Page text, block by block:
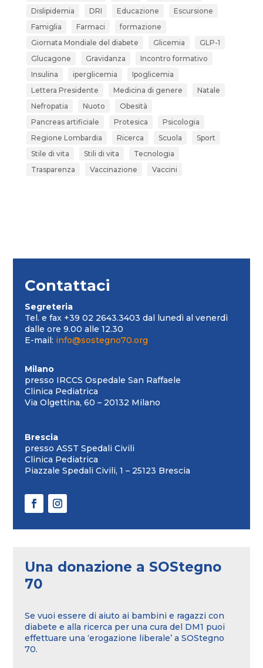
Dislipidemia
DRI Educazione
Escursione
Famiglia
Farmaci
formazione
Giornata Mondiale del diabete
Glicemia
GLP-1
Glucagone
Gravidanza
Incontro formativo
Insulina
iperglicemia
Ipoglicemia
Lettera Presidente
Medicina di genere
Natale
Nefropatia
Nuoto
Obesità
Pancreas artificiale
Protesica
Psicologia
Regione Lombardia
Ricerca Scuola
Sport
Stile di vita
Stili di vita
Tecnologia
Trasparenza
Vaccinazione Vaccini
Contattaci
Segreteria
Tel. e fax +39 02 2643.3403 dal lunedì al venerdì
dalle ore 9.00 alle 12.30
E-mail: info@sostegno70.org
Milano
presso IRCCS Ospedale San Raffaele
Clinica Pediatrica
Via Olgettina, 60 – 20132 Milano
Brescia
presso ASST Spedali Civili
Clinica Pediatrica
Piazzale Spedali Civili, 1 – 25123 Brescia
Una donazione a SOStegno
70
Se vuoi essere di aiuto ai bambini e ragazzi con
diabete e alla ricerca per una cura del DM1 puoi
effettuare una ‘erogazione liberale’ a SOStegno
70.